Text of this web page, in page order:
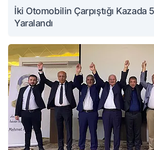
İki Otomobilin Çarpıştığı Kazada
Yaralandı